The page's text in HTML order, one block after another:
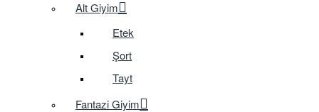
Alt Giyim
Etek
Şort
Tayt
Fantazi Giyim